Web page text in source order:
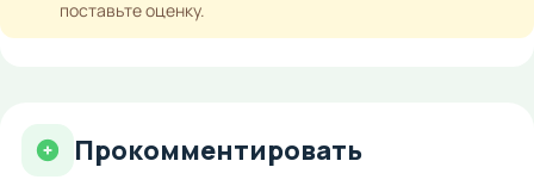
поставьте оценку.
Прокомментировать